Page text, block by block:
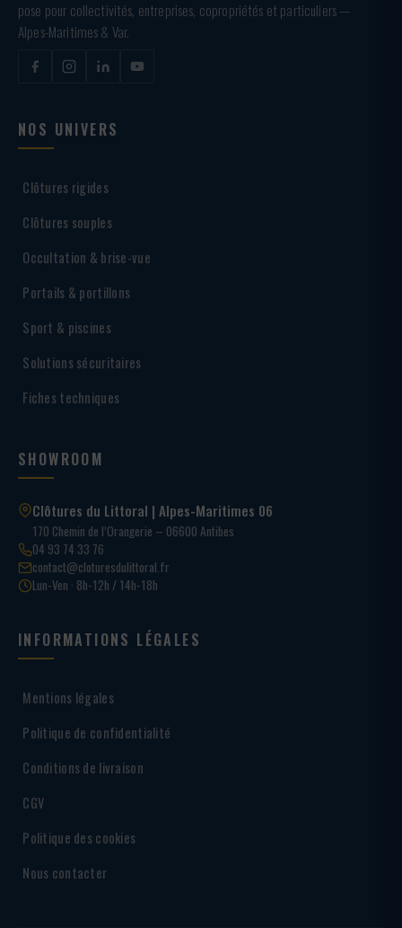
pose pour collectivités, entreprises, copropriétés et particuliers —
Alpes-Maritimes & Var.
NOS UNIVERS
Clôtures rigides
Clôtures souples
Occultation & brise-vue
Portails & portillons
Sport & piscines
Solutions sécuritaires
Fiches techniques
SHOWROOM
Clôtures du Littoral | Alpes-Maritimes 06
170 Chemin de l’Orangerie – 06600 Antibes
04 93 74 33 76
contact@cloturesdulittoral.fr
Lun-Ven · 8h-12h / 14h-18h
INFORMATIONS LÉGALES
Mentions légales
Politique de confidentialité
Conditions de livraison
CGV
Politique des cookies
Nous contacter